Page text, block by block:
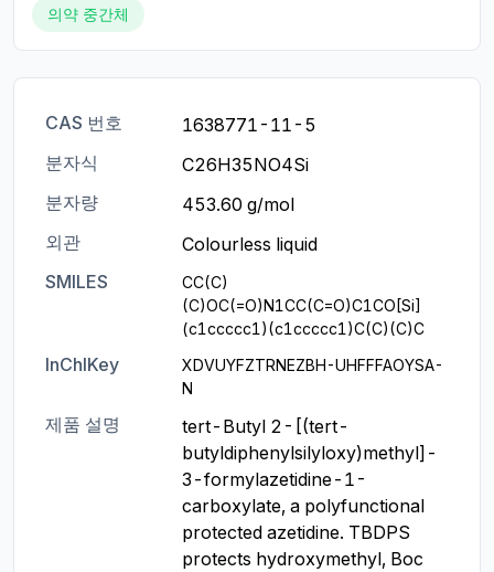
의약 중간체
CAS 번호
1638771-11-5
분자식
C26H35NO4Si
분자량
453.60 g/mol
외관
Colourless liquid
SMILES
CC(C)
(C)OC(=O)N1CC(C=O)C1CO[Si]
(c1ccccc1)(c1ccccc1)C(C)(C)C
InChIKey
XDVUYFZTRNEZBH-UHFFFAOYSA-
N
제품 설명
tert-Butyl 2-[(tert-
butyldiphenylsilyloxy)methyl]-
3-formylazetidine-1-
carboxylate, a polyfunctional
protected azetidine. TBDPS
protects hydroxymethyl, Boc